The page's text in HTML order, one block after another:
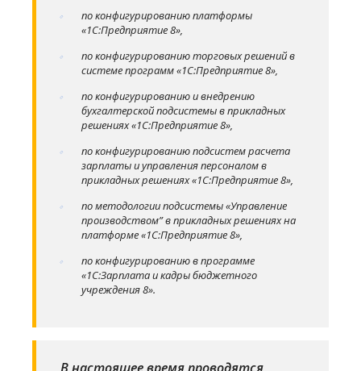
по конфигурированию платформы
«1С:Предприятие 8»,
по конфигурированию торговых решений в
системе программ «1С:Предприятие 8»,
по конфигурированию и внедрению
бухгалтерской подсистемы в прикладных
решениях «1С:Предприятие 8»,
по конфигурированию подсистем расчета
зарплаты и управления персоналом в
прикладных решениях «1С:Предприятие 8»,
по методологии подсистемы «Управление
производством” в прикладных решениях на
платформе «1С:Предприятие 8»,
по конфигурированию в программе
«1С:Зарплата и кадры бюджетного
учреждения 8».